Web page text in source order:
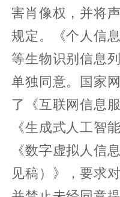
害肖像权，并将
规定。《个人信
等生物识别信息
单独同意。国家
了《互联网信息
《生成式人工智
《数字虚拟人信
见稿）》，要求